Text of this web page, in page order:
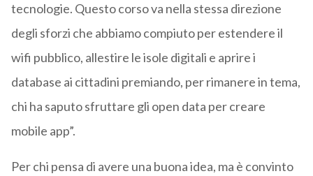
tecnologie. Questo corso va nella stessa direzione
degli sforzi che abbiamo compiuto per estendere il
wifi pubblico, allestire le isole digitali e aprire i
database ai cittadini premiando, per rimanere in tema,
chi ha saputo sfruttare gli open data per creare
mobile app”.
Per chi pensa di avere una buona idea, ma è convinto